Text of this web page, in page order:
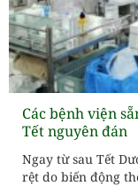
Các bệnh viện
Tết nguyên đán
Ngay từ sau Tết
rệt do biến động